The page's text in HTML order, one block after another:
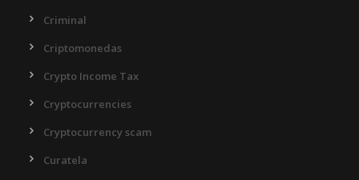
Criminal
Criptomonedas
Crypto Income Tax
Cryptocurrencies
Cryptocurrency scam
Curatela